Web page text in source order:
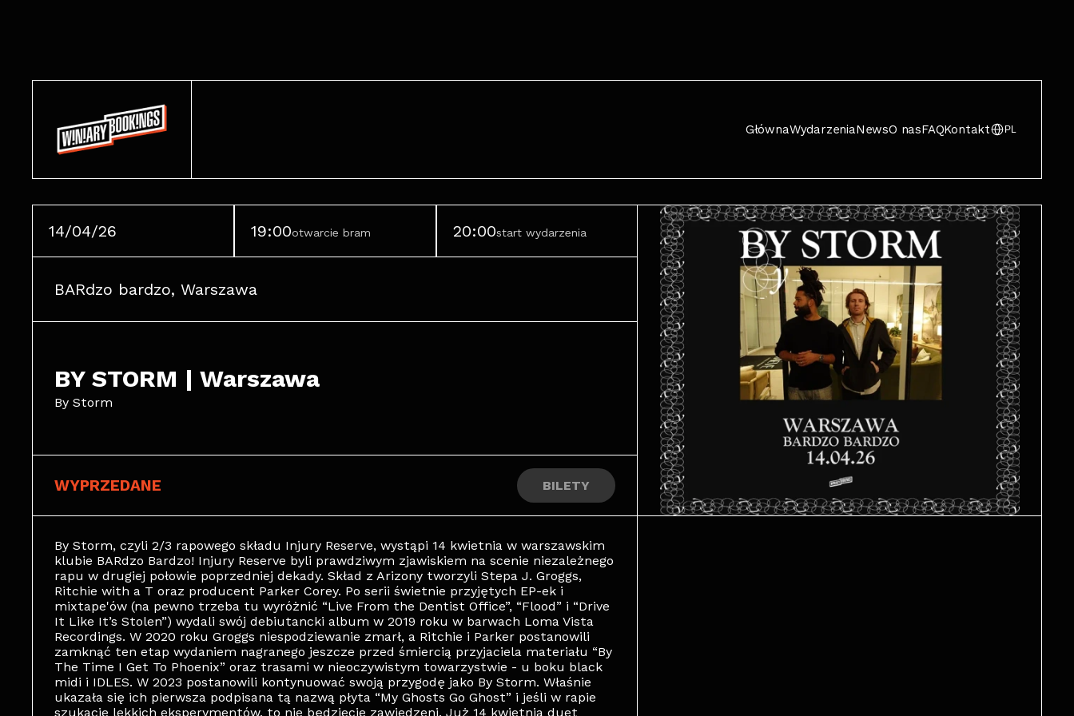
GłównaWydarzeniaNewsO nasFAQKontakt PL
14/04/26 19:00otwarcie bram 20:00start wydarzenia
BARdzo bardzo, Warszawa
BY STORM | Warszawa
By Storm
WYPRZEDANE BILETY
By Storm, czyli 2/3 rapowego składu Injury Reserve, wystąpi 14 kwietnia w warszawskim
klubie BARdzo Bardzo! Injury Reserve byli prawdziwym zjawiskiem na scenie niezależnego
rapu w drugiej połowie poprzedniej dekady. Skład z Arizony tworzyli Stepa J. Groggs,
Ritchie with a T oraz producent Parker Corey. Po serii świetnie przyjętych EP-ek i
mixtape'ów (na pewno trzeba tu wyróżnić “Live From the Dentist Office”, “Flood” i “Drive
It Like It’s Stolen”) wydali swój debiutancki album w 2019 roku w barwach Loma Vista
Recordings. W 2020 roku Groggs niespodziewanie zmarł, a Ritchie i Parker postanowili
zamknąć ten etap wydaniem nagranego jeszcze przed śmiercią przyjaciela materiału “By
The Time I Get To Phoenix” oraz trasami w nieoczywistym towarzystwie - u boku black
midi i IDLES. W 2023 postanowili kontynuować swoją przygodę jako By Storm. Właśnie
ukazała się ich pierwsza podpisana tą nazwą płyta “My Ghosts Go Ghost” i jeśli w rapie
szukacie lekkich eksperymentów, to nie będziecie zawiedzeni. Już 14 kwietnia duet